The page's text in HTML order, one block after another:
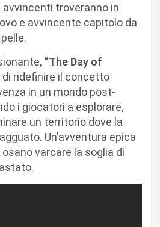
avvincenti troveranno in
e avvincente capitolo da
“The Day of
ridefinire il concetto
in un mondo post-
i giocatori a esplorare,
un territorio dove la
Un’avventura epica
varcare la soglia di